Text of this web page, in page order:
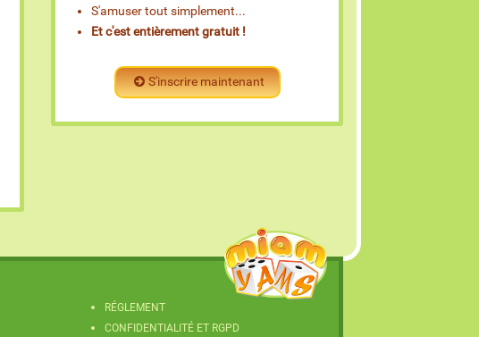
S'amuser tout simplement...
Et c'est entièrement gratuit !
S'inscrire maintenant
RÉGLEMENT
CONFIDENTIALITÉ ET RGPD